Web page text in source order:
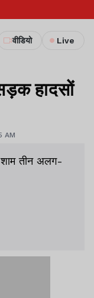
वीडियो Live
हादसों
AM
शाम तीन अलग-